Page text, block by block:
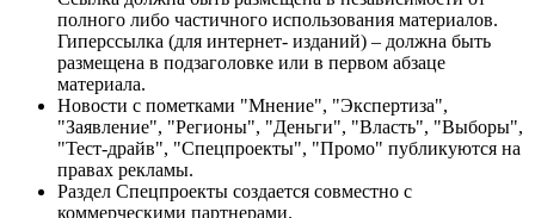
полного либо частичного использования материалов.
Гиперссылка (для интернет- изданий) – должна быть
размещена в подзаголовке или в первом абзаце
материала.
Новости с пометками "Мнение", "Экспертиза",
"Заявление", "Регионы", "Деньги", "Власть", "Выборы",
"Тест-драйв", "Спецпроекты", "Промо" публикуются на
правах рекламы.
Раздел Спецпроекты создается совместно с
коммерческими партнерами.